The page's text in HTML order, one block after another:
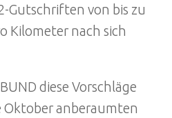
Gutschriften von bis zu
Kilometer nach sich
diese Vorschläge
Oktober anberaumten